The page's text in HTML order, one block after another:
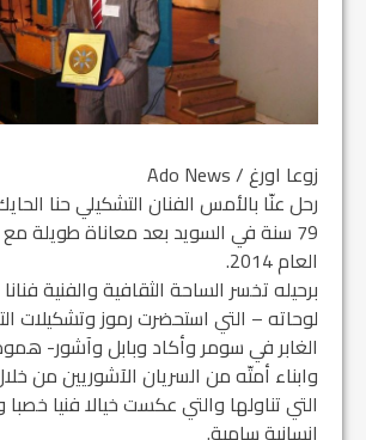
زوعا اورغ / Ado News
رحل عنّا بالأمس الفنان التشكيلي حنا
79 سنة في السويد بعد معاناة طويلة
العام 2014.
برحيله تخسر الساحة الثقافية والفنية
لوحاته – التي استحضرت رموز وتشكيلات
الغابر في سومر وأكاد وبابل وآشور-
وابناء أمتّه من السريان الآشوريين من
التي تناولها والتي عكست خيالا فنيا